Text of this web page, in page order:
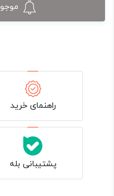
راهنمای خرید
پشتیبانی بله